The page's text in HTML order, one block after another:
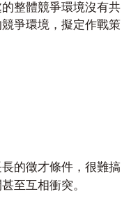
整體競爭環境沒有共
爭環境，擬定作戰策
的徵才條件，很難搞
至互相衝突。